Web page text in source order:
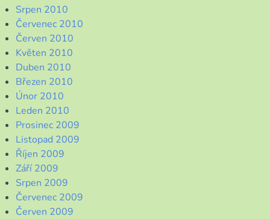
Srpen 2010
Červenec 2010
Červen 2010
Květen 2010
Duben 2010
Březen 2010
Únor 2010
Leden 2010
Prosinec 2009
Listopad 2009
Říjen 2009
Září 2009
Srpen 2009
Červenec 2009
Červen 2009